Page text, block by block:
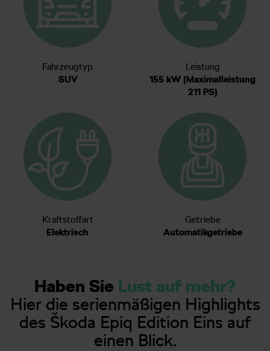
Fahrzeugtyp
SUV
Leistung
155 kW (Maximalleistung
211 PS)
Kraftstoffart
Elektrisch
Getriebe
Automatikgetriebe
Haben Sie Lust auf mehr?
Hier die serienmäßigen Highlights
des Škoda Epiq Edition Eins auf
einen Blick.